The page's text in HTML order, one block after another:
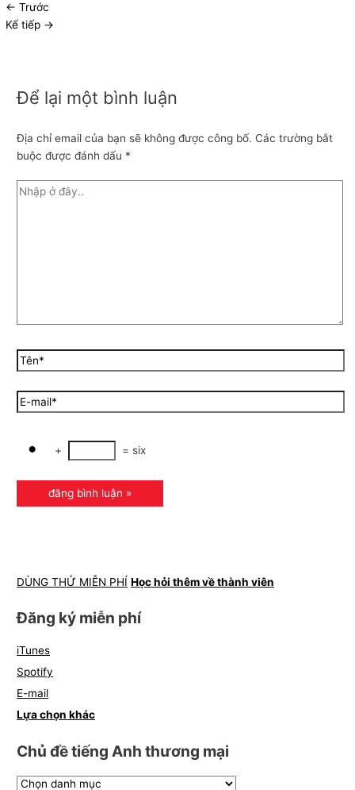
← Trước
Kế tiếp →
Để lại một bình luận
Địa chỉ email của bạn sẽ không được công bố. Các trường bắt
buộc được đánh dấu *
+ = six
DÙNG THỬ MIỄN PHÍ Học hỏi thêm về thành viên
Đăng ký miễn phí
iTunes
Spotify
E-mail
Lựa chọn khác
Chủ đề tiếng Anh thương mại